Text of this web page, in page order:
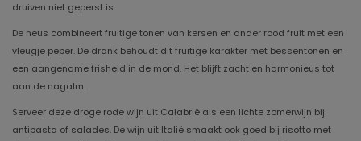
druiven niet geperst is.
De neus combineert fruitige tonen van kersen en ander rood fruit met een
vleugje peper. De drank behoudt dit fruitige karakter met bessentonen en
een aangename frisheid in de mond. Het blijft zacht en harmonieus tot
aan de nagalm.
Serveer deze droge rode wijn uit Calabrië als een lichte zomerwijn bij
antipasta of salades. De wijn uit Italië smaakt ook goed bij risotto met